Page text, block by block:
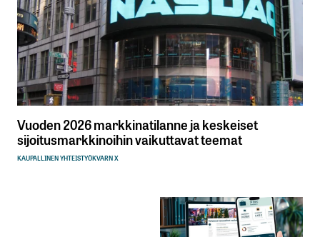
Vuoden 2026 markkinatilanne ja keskeiset
sijoitusmarkkinoihin vaikuttavat teemat
KAUPALLINEN YHTEISTYÖKVARN X